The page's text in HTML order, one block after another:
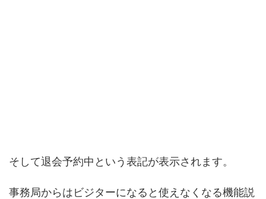
そして退会予約中という表記が表示されます。
事務局からはビジターになると使えなくなる機能説